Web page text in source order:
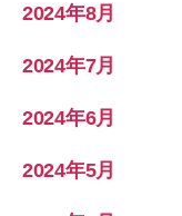
2024年8月
2024年7月
2024年6月
2024年5月